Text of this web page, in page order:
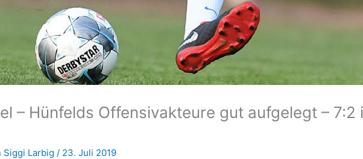
– Hünfelds Offensivakteure gut aufgelegt – 7:2
Siggi Larbig/ 23. Juli 2019